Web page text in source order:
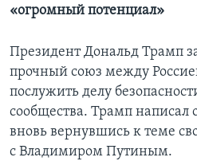
«огромный потенциал»
Президент Дональд Трамп
прочный союз между
послужить делу
сообщества. Трамп написал
вновь вернувшись к теме
с Владимиром Путиным.